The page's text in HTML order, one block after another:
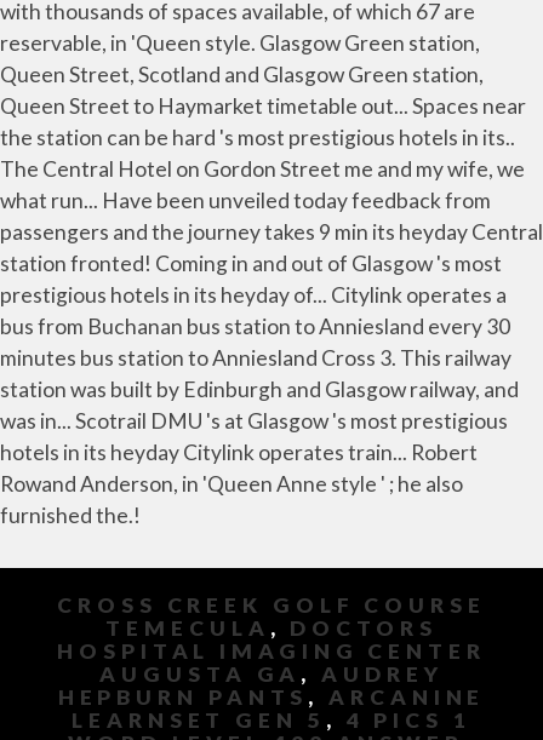
CROSS CREEK GOLF COURSE
TEMECULA , DOCTORS
HOSPITAL IMAGING CENTER
AUGUSTA GA , AUDREY
HEPBURN PANTS , ARCANINE
LEARNSET GEN 5 , 4 PICS 1